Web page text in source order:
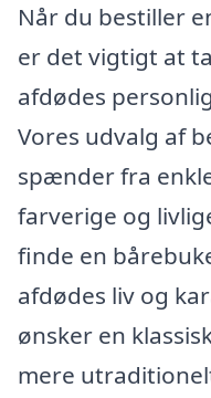
Når du bestiller
er det vigtigt at
afdødes
Vores udvalg af
spænder fra
farverige og
finde en
afdødes liv og
ønsker en
mere